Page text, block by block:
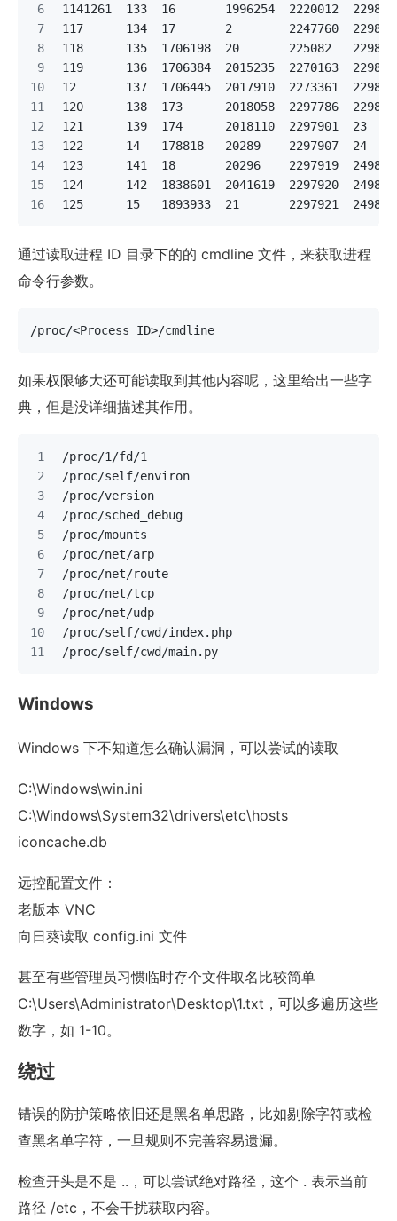
1141261  133  16       1996254  2220012
117      134  17       2        2247760
118      135  1706198  20       225082
119      136  1706384  2015235  2270163
12       137  1706445  2017910  2273361
120      138  173      2018058  2297786
121      139  174      2018110  2297901  23
122      14   178818   20289    2297907
123      141  18       20296    2297919
124      142  1838601  2041619  2297920
125      15   1893933  21       2297921
通过读取进程 ID 目录下的的 cmdline 文件，来获取进程
命令行参数。
/proc/<Process ID>/cmdline
如果权限够大还可能读取到其他内容呢，这里给出一些字
典，但是没详细描述其作用。
/proc/1/fd/1
/proc/self/environ
/proc/version
/proc/sched_debug
/proc/mounts
/proc/net/arp
/proc/net/route
/proc/net/tcp
/proc/net/udp
/proc/self/cwd/index.php
/proc/self/cwd/main.py
Windows
Windows 下不知道怎么确认漏洞，可以尝试的读取
C:\Windows\win.ini
C:\Windows\System32\drivers\etc\hosts
iconcache.db
远控配置文件：
老版本 VNC
向日葵读取 config.ini 文件
甚至有些管理员习惯临时存个文件取名比较简单
C:\Users\Administrator\Desktop\1.txt，可以多遍历这些
数字，如 1-10。
绕过
错误的防护策略依旧还是黑名单思路，比如剔除字符或检
查黑名单字符，一旦规则不完善容易遗漏。
检查开头是不是 ..，可以尝试绝对路径，这个 . 表示当前
路径 /etc，不会干扰获取内容。